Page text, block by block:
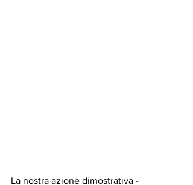
La nostra azione dimostrativa -